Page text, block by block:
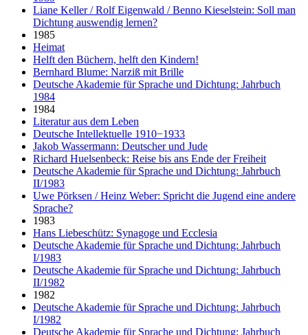
Liane Keller / Rolf Eigenwald / Benno Kieselstein: Soll man
Dichtung auswendig lernen?
1985
Heimat
Helft den Büchern, helft den Kindern!
Bernhard Blume: Narziß mit Brille
Deutsche Akademie für Sprache und Dichtung: Jahrbuch
1984
1984
Literatur aus dem Leben
Deutsche Intellektuelle 1910−1933
Jakob Wassermann: Deutscher und Jude
Richard Huelsenbeck: Reise bis ans Ende der Freiheit
Deutsche Akademie für Sprache und Dichtung: Jahrbuch
II/1983
Uwe Pörksen / Heinz Weber: Spricht die Jugend eine andere
Sprache?
1983
Hans Liebeschütz: Synagoge und Ecclesia
Deutsche Akademie für Sprache und Dichtung: Jahrbuch
I/1983
Deutsche Akademie für Sprache und Dichtung: Jahrbuch
II/1982
1982
Deutsche Akademie für Sprache und Dichtung: Jahrbuch
I/1982
Deutsche Akademie für Sprache und Dichtung: Jahrbuch